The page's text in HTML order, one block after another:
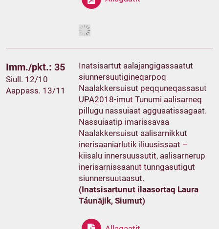
Imm./pkt.: 35
Siull. 12/10
Aappass. 13/11
Inatsisartut aalajangigassaatut
siunnersuutigineqarpoq
Naalakkersuisut peqquneqassasut
UPA2018-imut Tunumi aalisarneq
pillugu nassuiaat agguaatissagaat.
Nassuiaatip imarissavaa
Naalakkersuisut aalisarnikkut
inerisaaniarlutik iliuusissaat –
kiisalu innersuussutit, aalisarnerup
inerisarnissaanut tunngasutigut
siunnersuutaasut.
(Inatsisartunut ilaasortaq Laura
Táunâjik, Siumut)